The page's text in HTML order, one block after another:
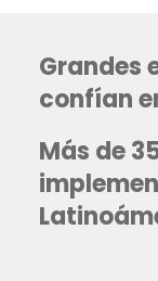
Grandes
confían
Más de